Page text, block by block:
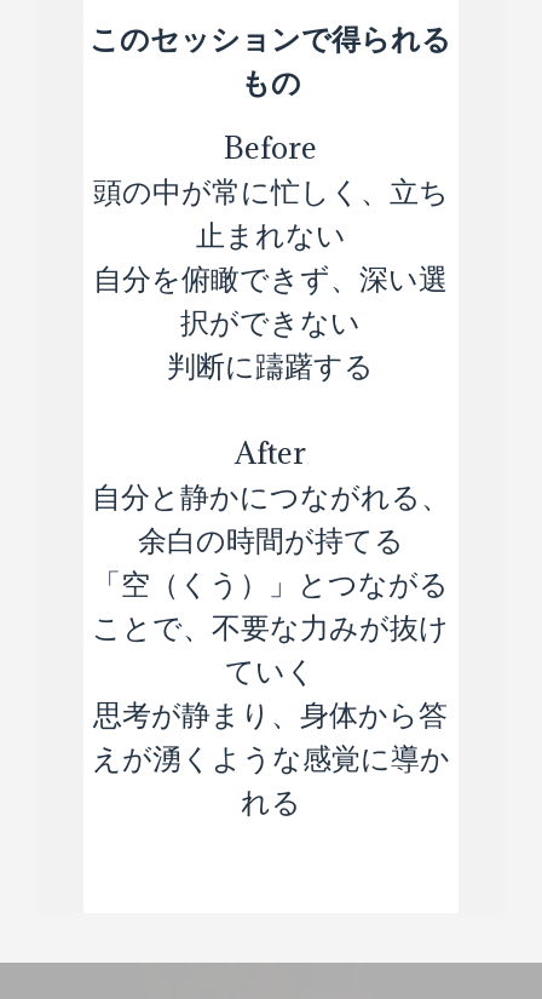
このセッションで得られる
もの
Before
頭の中が常に忙しく、立ち
止まれない
自分を俯瞰できず、深い選
択ができない
判断に躊躇する
After
自分と静かにつながれる、
余白の時間が持てる
「空（くう）」とつながる
ことで、不要な力みが抜け
ていく
思考が静まり、身体から答
えが湧くような感覚に導か
れる